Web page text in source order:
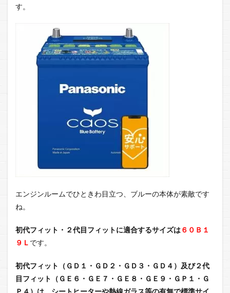
す。
エンジンルームでひときわ目立つ、ブルーの本体が素敵です
ね。
初代フィット・２代目フィットに適合するサイズは６０Ｂ１
９Ｌ です。
初代フィット（ＧＤ１・ＧＤ２・ＧＤ３・ＧＤ４）及び２代
目フィット（ＧＥ６・ＧＥ７・ＧＥ８・ＧＥ９・ＧＰ１・Ｇ